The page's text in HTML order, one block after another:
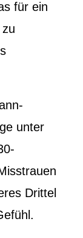
für ein
unter
Drittel